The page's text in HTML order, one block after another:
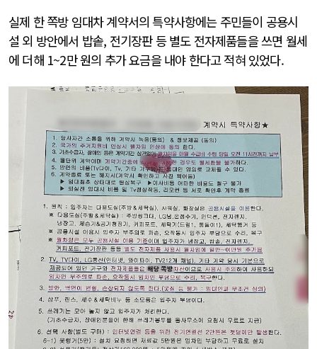
실제 한 쪽방 임대차 계약서의 특약사항에는 주민들이 공용시
설 외 방안에서 밥솥, 전기장판 등 별도 전자제품들을 쓰면 월세
에 더해 1~2만 원의 추가 요금을 내야 한다고 적혀 있었다.